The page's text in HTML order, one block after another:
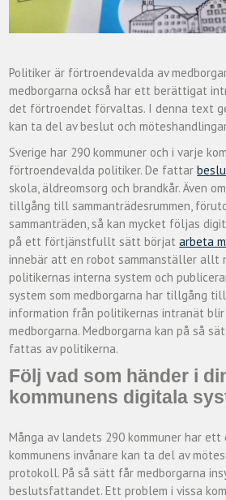
Politiker är förtroendevalda av
medborgarna också har ett berättigat
det förtroendet förvaltas. I denna text
kan ta del av beslut och
Sverige har 290 kommuner och i varje
förtroendevalda politiker. De fattar
skola, äldreomsorg och brandkår. Även
tillgång till sammanträdesrummen,
sammanträden, så kan mycket följas
på ett förtjänstfullt sätt börjatarbeta
innebär att en robot sammanställer allt
politikernas interna system och
system som medborgarna har tillgång
information från politikernas intranät
medborgarna. Medborgarna kan på så
fattas av politikerna.
Följ vad som händer i
kommunens digitala
Många av landets 290 kommuner har
kommunens invånare kan ta del av
protokoll. På så sätt får medborgarna
beslutsfattandet. Ett problem i vissa